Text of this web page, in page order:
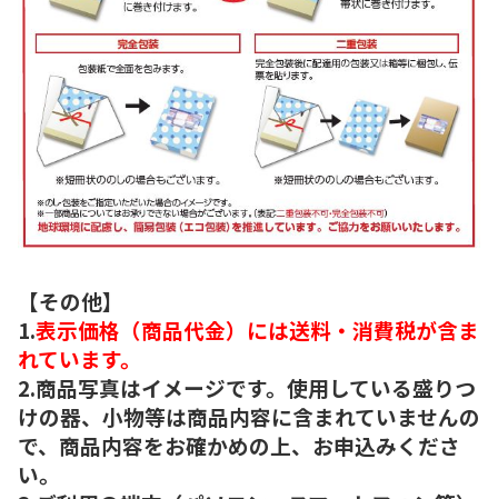
【その他】
1.表示価格（商品代金）には送料・消費税が含ま
れています。
2.商品写真はイメージです。使用している盛りつ
けの器、小物等は商品内容に含まれていませんの
で、商品内容をお確かめの上、お申込みくださ
い。